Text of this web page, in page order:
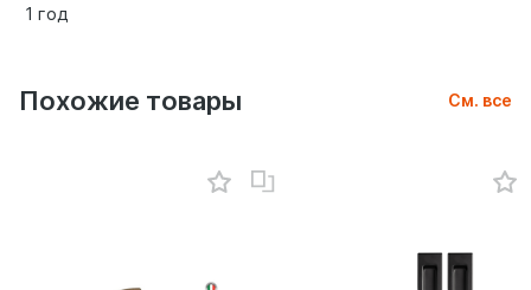
1 год
Похожие товары См. все